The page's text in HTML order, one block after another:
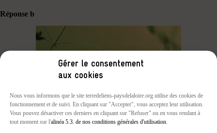
Gérer le consentement
aux cookies
Nous vous informons que le site terredeliens-paysdelaloire.org utilise des cookies de
fonctionnement et de suivi. En cliquant sur "Accepter", vous acceptez leur utilisation.
Vous pouvez désactiver ces derniers en cliquant sur "Refuser" ou en vous rendant à
tout moment sur l'alinéa 5.3. de nos conditions générales d'utilisation
Réponse b